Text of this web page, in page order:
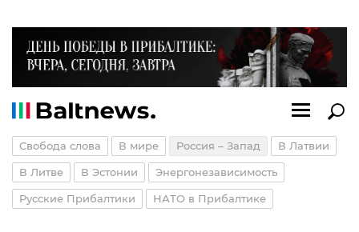
Свобода слова В мире Россия – Запад В Латвии
В Литве В Эстонии Энергонезависимость
Русские Прибалтики НАТО в Прибалтике